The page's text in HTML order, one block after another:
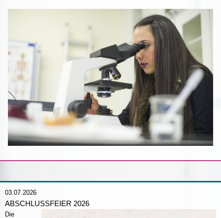
03.07.2026
ABSCHLUSSFEIER 2026
Die